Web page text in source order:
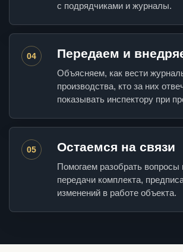
с подрядчиками и журналы.
04 Передаем и
Объясняем, как вести
производства, кто за них
показывать инспектору при
05 Остаемся на связи
Помогаем разобрать вопросы
передачи комплекта,
изменений в работе объекта.